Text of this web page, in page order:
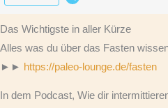
Das Wichtigste in aller Kürze
Alles was du über das Fasten
►► https://paleo-lounge.de/fasten
In dem Podcast, Wie dir